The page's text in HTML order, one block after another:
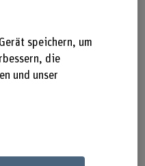
ist es, die
zu verstehen.
speichern, um
die
und unser